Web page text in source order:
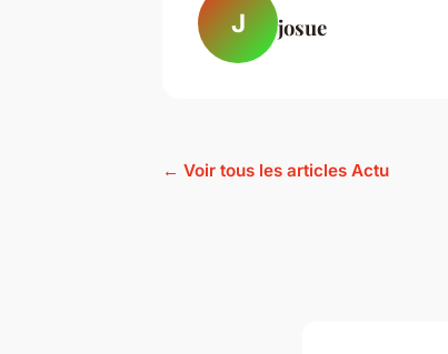
J josue
← Voir tous les articles Actu